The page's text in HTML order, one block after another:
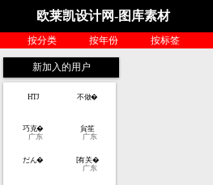
欧莱凯设计网-图库素材
按分类 按年份 按标签
新加入的用户
HTJ 不做�
巧克�
广东
貟笙
广东
だん�
[有关�
广东